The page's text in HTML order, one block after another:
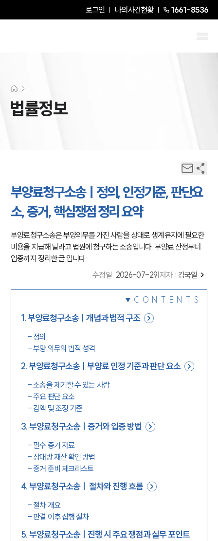
로그인 나의사건현황 1661-8536
법률정보
부양료청구소송ㅣ정의, 인정기준, 판단요
소, 증거, 핵심쟁점 정리 요약
부양료청구소송은 부양의무를 가진 사람을 상대로 생계유지에 필요한
비용을 지급해 달라고 법원에 청구하는 소송입니다. 부양료 산정부터
입증까지 정리한 글 입니다.
수정일: 2026-07-29 저자 : 김국일
CONTENTS
1.부양료청구소송ㅣ개념과 법적 구조
- 정의
-부양 의무의 법적 성격
2.부양료청구소송ㅣ부양료 인정 기준과 판단 요소
-소송을 제기할 수 있는 사람
-주요 판단 요소
- 감액 및 조정 기준
3.부양료청구소송ㅣ증거와 입증 방법
- 필수 증거 자료
- 상대방 재산 확인 방법
-증거 준비 체크리스트
4.부양료청구소송ㅣ 절차와 진행 흐름
- 절차 개요
- 판결 이후 집행 절차
5.부양료청구소송ㅣ진행 시 주요 쟁점과 실무 포인트